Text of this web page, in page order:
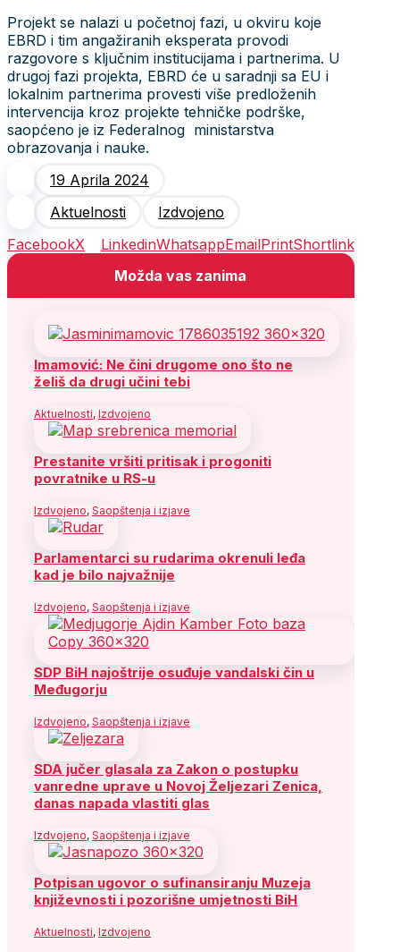
Projekt se nalazi u početnoj fazi, u okviru koje
EBRD i tim angažiranih eksperata provodi
razgovore s ključnim institucijama i partnerima. U
drugoj fazi projekta, EBRD će u saradnji sa EU i
lokalnim partnerima provesti više predloženih
intervencija kroz projekte tehničke podrške,
saopćeno je iz Federalnog ministarstva
obrazovanja i nauke.
19 Aprila 2024
Aktuelnosti
Izdvojeno
FacebookX LinkedinWhatsappEmailPrintShortlink
Možda vas zanima
Imamović: Ne čini drugome ono što ne
želiš da drugi učini tebi
Aktuelnosti, Izdvojeno
Prestanite vršiti pritisak i progoniti
povratnike u RS-u
Izdvojeno, Saopštenja i izjave
Parlamentarci su rudarima okrenuli leđa
kad je bilo najvažnije
Izdvojeno, Saopštenja i izjave
SDP BiH najoštrije osuđuje vandalski čin u
Međugorju
Izdvojeno, Saopštenja i izjave
SDA jučer glasala za Zakon o postupku
vanredne uprave u Novoj Željezari Zenica,
danas napada vlastiti glas
Izdvojeno, Saopštenja i izjave
Potpisan ugovor o sufinansiranju Muzeja
književnosti i pozorišne umjetnosti BiH
Aktuelnosti, Izdvojeno